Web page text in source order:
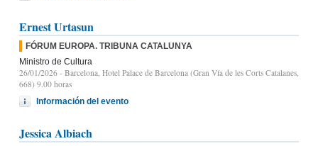
Ernest Urtasun
FÓRUM EUROPA. TRIBUNA CATALUNYA
Ministro de Cultura
26/01/2026 - Barcelona, Hotel Palace de Barcelona (Gran Vía de les Corts Catalanes,
668) 9.00 horas
Información del evento
Jessica Albiach